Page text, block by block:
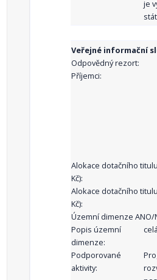
je
Veřejné informační
Odpovědný rezort:
Příjemci:
Alokace dotačního
Kč):
Alokace dotačního
Kč):
Územní dimenze ANO/
Popis územní
dimenze:
Podporované
aktivity: